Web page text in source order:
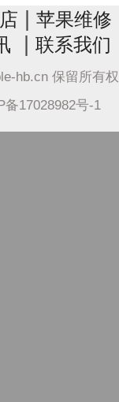
苹果维修
联系我们
hb.cn 保留所有
备17028982号-1